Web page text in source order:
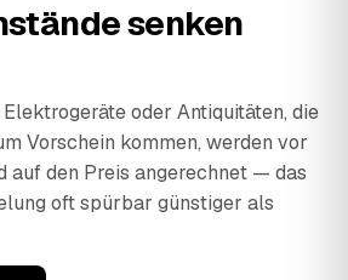
senken
oder Antiquitäten, die
Vorschein kommen, werden vor
auf den Preis angerechnet — das
oft spürbar günstiger als